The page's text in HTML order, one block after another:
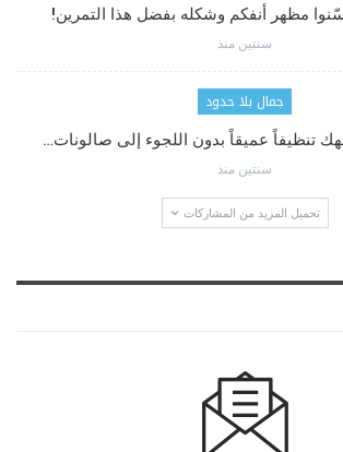
مظهر أنفكم وشكله بفضل هذا التمرين!
سنتين منذ
جمال بلا حدود
تنظيفاً عميقاً بدون اللجوء إلى صالونات…
سنتين منذ
تحميل المزيد من المشاركات